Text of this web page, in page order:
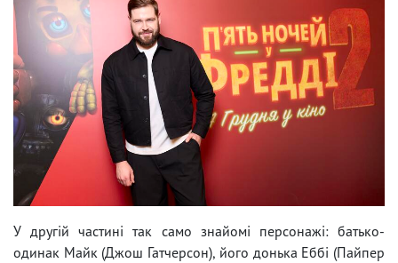
У другій частині так само знайомі персонажі: батько-
одинак Майк (Джош Гатчерсон), його донька Еббі (Пайпер